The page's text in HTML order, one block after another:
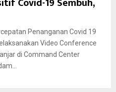
Penanganan Covid 19
Video Conference
di Command Center